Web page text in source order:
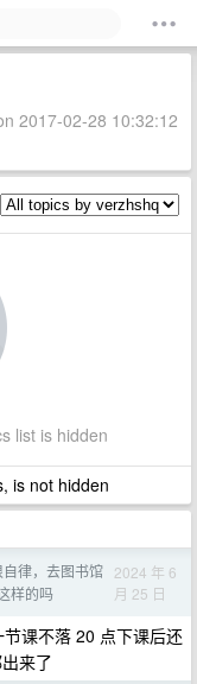
2017-02-28 10:32:12
list is hidden
is not hidden
律，去图书馆
样的吗
2024 年 6
月 25 日
课不落 20 点下课后还
来了